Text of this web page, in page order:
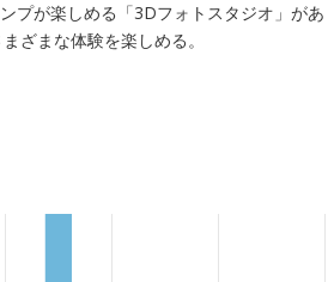
プが楽しめる「3Dフォトスタジオ」があ
ざまな体験を楽しめる。